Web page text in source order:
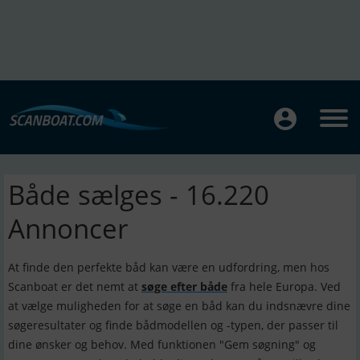
Både sælges - 16.220
Annoncer
At finde den perfekte båd kan være en udfordring, men hos
Scanboat er det nemt at søge efter både fra hele Europa. Ved
at vælge muligheden for at søge en båd kan du indsnævre dine
søgeresultater og finde bådmodellen og -typen, der passer til
dine ønsker og behov. Med funktionen "Gem søgning" og